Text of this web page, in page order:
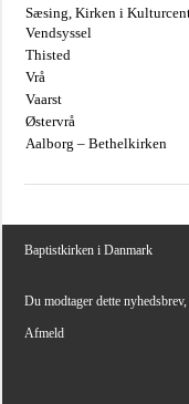
Sæsing, Kirken i
Vendsyssel
Thisted
Vrå
Vaarst
Østervrå
Aalborg – Bethelkirken
Baptistkirken i Danmark
Du modtager dette
Afmeld